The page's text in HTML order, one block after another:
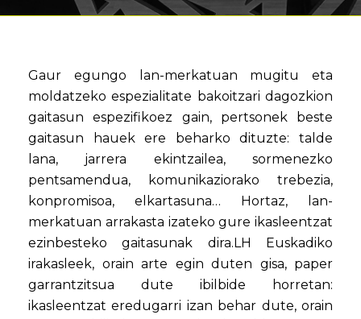
Gaur egungo lan-merkatuan mugitu eta
moldatzeko espezialitate bakoitzari dagozkion
gaitasun espezifikoez gain, pertsonek beste
gaitasun hauek ere beharko dituzte: talde
lana, jarrera ekintzailea, sormenezko
pentsamendua, komunikaziorako trebezia,
konpromisoa, elkartasuna… Hortaz, lan-
merkatuan arrakasta izateko gure ikasleentzat
ezinbesteko gaitasunak dira.LH Euskadiko
irakasleek, orain arte egin duten gisa, paper
garrantzitsua dute ibilbide horretan:
ikasleentzat eredugarri izan behar dute, orain